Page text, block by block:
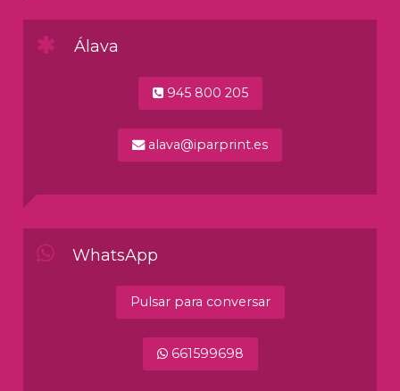
Álava
945 800 205
alava@iparprint.es
WhatsApp
Pulsar para conversar
661599698